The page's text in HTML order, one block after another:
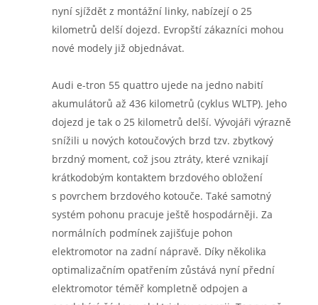
nyní sjíždět z montážní linky, nabízejí o 25
kilometrů delší dojezd. Evropští zákazníci mohou
nové modely již objednávat.
Audi e-tron 55 quattro ujede na jedno nabití
akumulátorů až 436 kilometrů (cyklus WLTP). Jeho
dojezd je tak o 25 kilometrů delší. Vývojáři výrazně
snížili u nových kotoučových brzd tzv. zbytkový
brzdný moment, což jsou ztráty, které vznikají
krátkodobým kontaktem brzdového obložení
s povrchem brzdového kotouče. Také samotný
systém pohonu pracuje ještě hospodárněji. Za
normálních podmínek zajišťuje pohon
elektromotor na zadní nápravě. Díky několika
optimalizačním opatřením zůstává nyní přední
elektromotor téměř kompletně odpojen a